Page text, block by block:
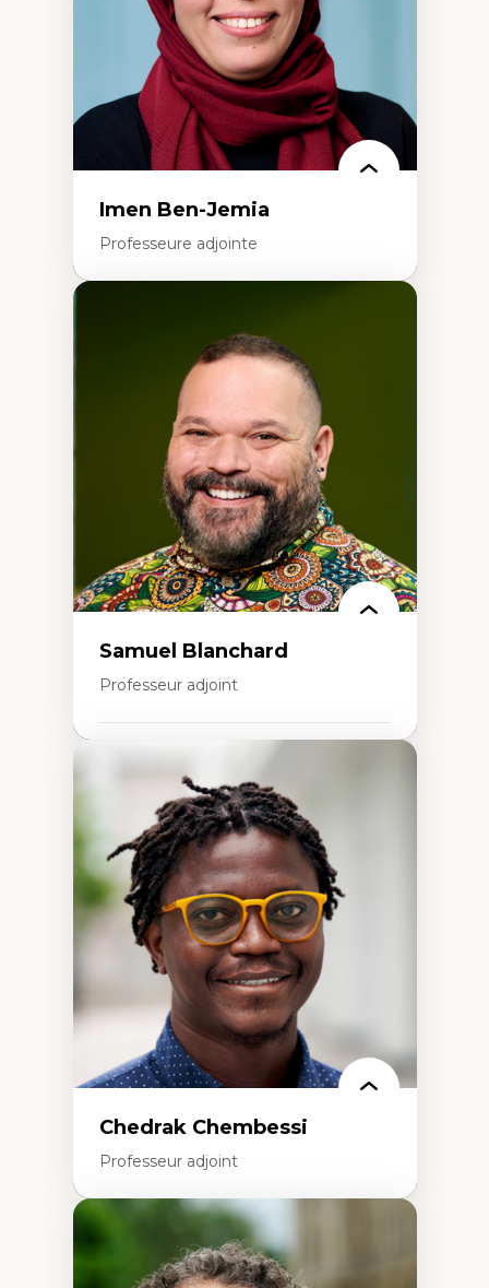
Imen Ben-Jemia
Professeure adjointe
Discours sur la ville et représentations
Mosquées, formes et usages au Canada
Reconnaissance et représentations des
communautés immigrantes dans l'espace
Design architectural et urbain
Patrimoine et patrimonialisation
Études postcoloniales et décolonisation des
savoirs
Samuel Blanchard
Professeur adjoint
Didactique des sciences – processus
d’enquête et culture scientifique
Éducation en milieu minoritaire –
construction identitaire et conscience
critique
Technologies éducatives – ludification et
programmation pédagogique
La langue dans toutes les matières –
environnement discursif et langage
scientifique
Chedrak Chembessi
Professeur adjoint
Économie circulaire
Modèles d’affaires durables